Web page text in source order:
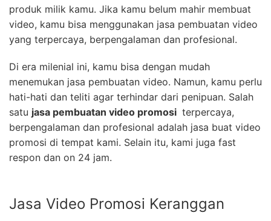
produk milik kamu. Jika kamu belum mahir membuat
video, kamu bisa menggunakan jasa pembuatan video
yang terpercaya, berpengalaman dan profesional.
Di era milenial ini, kamu bisa dengan mudah
menemukan jasa pembuatan video. Namun, kamu perlu
hati-hati dan teliti agar terhindar dari penipuan. Salah
satu jasa pembuatan video promosi terpercaya,
berpengalaman dan profesional adalah jasa buat video
promosi di tempat kami. Selain itu, kami juga fast
respon dan on 24 jam.
Jasa Video Promosi Keranggan